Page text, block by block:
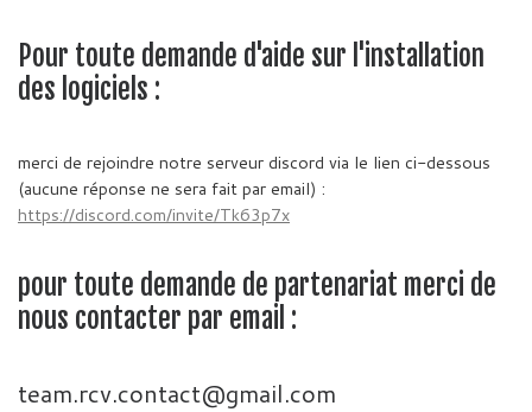
Pour toute demande d'aide sur l'installation
des logiciels :
merci de rejoindre notre serveur discord via le lien ci-dessous
(aucune réponse ne sera fait par email) :
https://discord.com/invite/Tk63p7x
pour toute demande de partenariat merci de
nous contacter par email :
team.rcv.contact@gmail.com